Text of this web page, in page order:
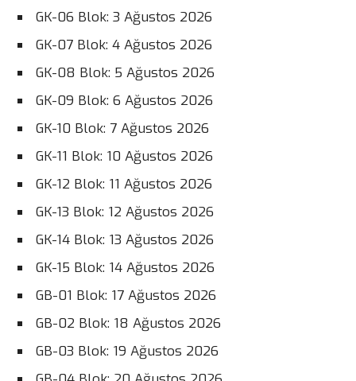
GK-06 Blok: 3 Ağustos 2026
GK-07 Blok: 4 Ağustos 2026
GK-08 Blok: 5 Ağustos 2026
GK-09 Blok: 6 Ağustos 2026
GK-10 Blok: 7 Ağustos 2026
GK-11 Blok: 10 Ağustos 2026
GK-12 Blok: 11 Ağustos 2026
GK-13 Blok: 12 Ağustos 2026
GK-14 Blok: 13 Ağustos 2026
GK-15 Blok: 14 Ağustos 2026
GB-01 Blok: 17 Ağustos 2026
GB-02 Blok: 18 Ağustos 2026
GB-03 Blok: 19 Ağustos 2026